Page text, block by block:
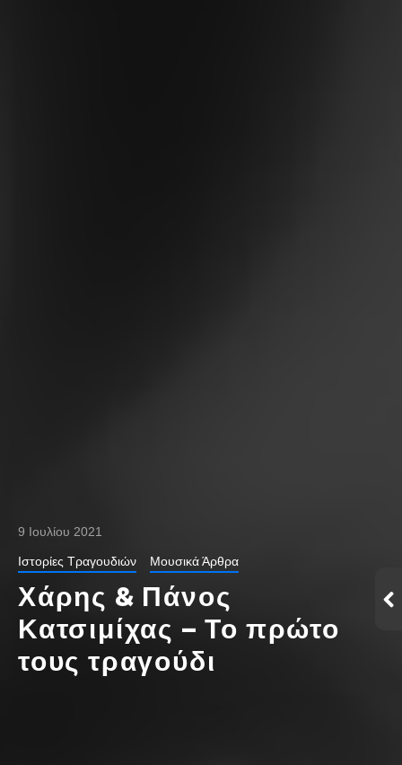
9 Ιουλίου 2021
Ιστορίες Τραγουδιών Μουσικά Άρθρα
Χάρης & Πάνος
Κατσιμίχας – Το πρώτο
τους τραγούδι